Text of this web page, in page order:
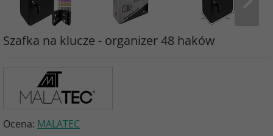
Szafka na klucze - organizer 48 haków
Ocena: MALATEC